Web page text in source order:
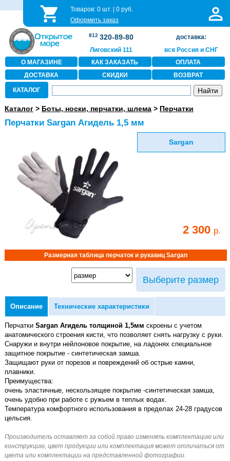
Товаров:0 шт. |0 руб.
Оформить заказ
812 320-89-80
Лиговский 111
доставка:
вся Россия и СНГ
О МАГАЗИНЕ
КАК ЗАКАЗАТЬ
ОПЛАТА
ДОСТАВКА
СКИДКИ ВОЗВРАТ
КАТАЛОГ
Каталог> Боты, носки, перчатки, шлема> Перчатки
Перчатки Sargan Агидель 1,5 мм
Sargan
2 300 р.
Размерная таблица перчаток и рукавиц Sargan
Выберите размер
Описание Технические характеристики
Перчатки Sargan Агидель толщиной 1,5мм скроены с учетом
анатомического строения кисти, что позволяет снять нагрузку с руки.
Снаружи и внутри нейлоновое покрытие, на ладонях специальное
защитное покрытие - синтетическая замша.
Защищают руки от порезов и повреждений об острые камни,
плавники.
Преимущества:
очень эластичные, нескользящее покрытие -синтетическая замша,
очень удобно при работе с ружьем в теплых водах.
Температура комфортного использования в пределах 24-28 градусов
цельсия.